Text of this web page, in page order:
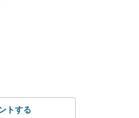
トする